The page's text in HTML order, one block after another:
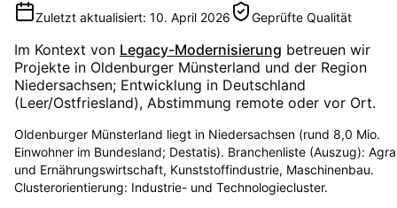
Zuletzt aktualisiert: 10. April 2026 Geprüfte Qualität
Im Kontext von Legacy-Modernisierung betreuen wir
Projekte in Oldenburger Münsterland und der Region
Niedersachsen; Entwicklung in Deutschland
(Leer/Ostfriesland), Abstimmung remote oder vor Ort.
Oldenburger Münsterland liegt in Niedersachsen (rund 8,0 Mio.
Einwohner im Bundesland; Destatis). Branchenliste (Auszug):
und Ernährungswirtschaft, Kunststoffindustrie, Maschinenbau.
Clusterorientierung: Industrie- und Technologiecluster.